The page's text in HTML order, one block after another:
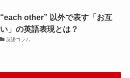
“each other” 以外で表す「お互
い」の英語表現とは？
英語コラム